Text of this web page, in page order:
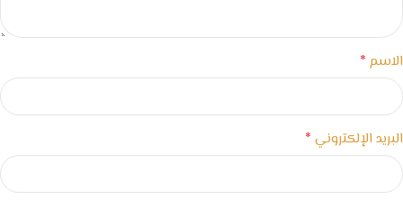
الاسم *
البريد الإلكتروني *